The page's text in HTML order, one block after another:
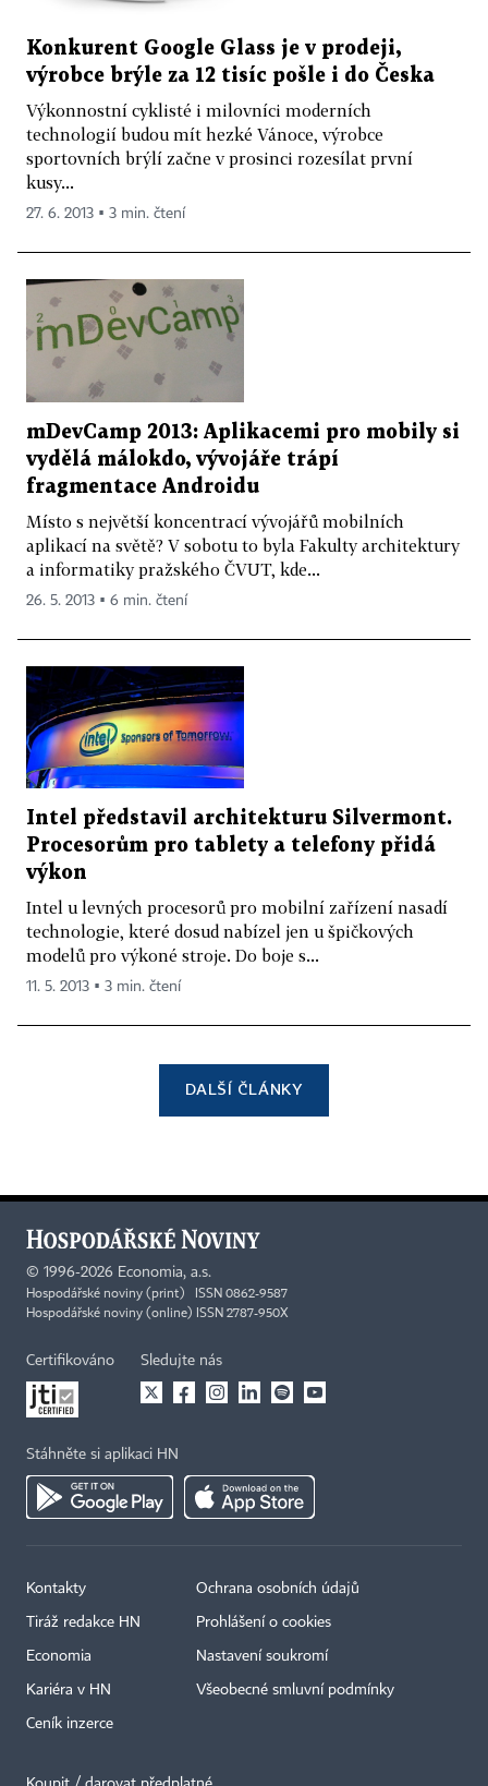
Konkurent Google Glass je v prodeji,
výrobce brýle za 12 tisíc pošle i do Česka
Výkonnostní cyklisté i milovníci moderních
technologií budou mít hezké Vánoce, výrobce
sportovních brýlí začne v prosinci rozesílat první
kusy...
27. 6. 2013 ▪ 3 min. čtení
mDevCamp 2013: Aplikacemi pro mobily si
vydělá málokdo, vývojáře trápí
fragmentace Androidu
Místo s největší koncentrací vývojářů mobilních
aplikací na světě? V sobotu to byla Fakulty architektury
a informatiky pražského ČVUT, kde...
26. 5. 2013 ▪ 6 min. čtení
Intel představil architekturu Silvermont.
Procesorům pro tablety a telefony přidá
výkon
Intel u levných procesorů pro mobilní zařízení nasadí
technologie, které dosud nabízel jen u špičkových
modelů pro výkoné stroje. Do boje s...
11. 5. 2013 ▪ 3 min. čtení
DALŠÍ ČLÁNKY
© 1996-2026 Economia, a.s.
Hospodářské noviny (print) ISSN 0862-9587
Hospodářské noviny (online) ISSN 2787-950X
Certifikováno Sledujte nás
Stáhněte si aplikaci HN
Kontakty
Tiráž redakce HN
Economia
Kariéra v HN
Ceník inzerce
Ochrana osobních údajů
Prohlášení o cookies
Nastavení soukromí
Všeobecné smluvní podmínky